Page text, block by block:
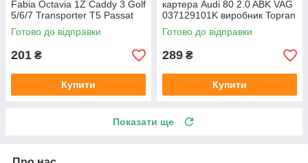
Fabia Octavia 1Z Caddy 3 Golf
5/6/7 Transporter T5 Passat
B6 (колір сірий)
Готово до відправки
201 ₴
Купити
картера Audi 80 2.0 ABK VAG
037129101K виробник Topran
Німеччина
Готово до відправки
289 ₴
Купити
Показати ще